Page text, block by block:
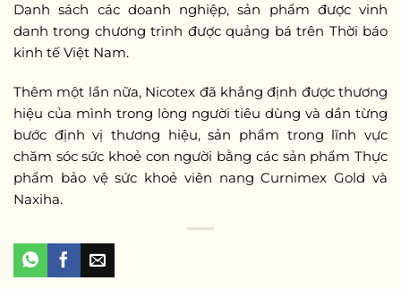
Danh sách các doanh nghiệp, sản phẩm được vinh
danh trong chương trình được quảng bá trên Thời báo
kinh tế Việt Nam.
Thêm một lần nữa, Nicotex đã khẳng định được thương
hiệu của mình trong lòng người tiêu dùng và dần từng
bước định vị thương hiệu, sản phẩm trong lĩnh vực
chăm sóc sức khoẻ con người bằng các sản phẩm Thực
phẩm bảo vệ sức khoẻ viên nang Curnimex Gold và
Naxiha.